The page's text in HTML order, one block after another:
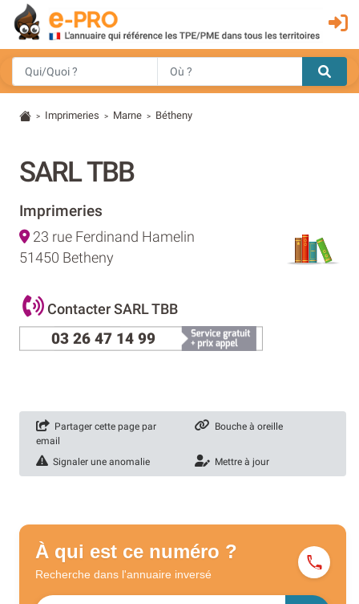
> Imprimeries > Marne > Bétheny
SARL TBB
Imprimeries
23 rue Ferdinand Hamelin
51450 Betheny
Contacter SARL TBB
03 26 47 14 99
Partager cette page par
email
Bouche à oreille
Signaler une anomalie Mettre à jour
À qui est ce numéro ?
Recherche dans l'annuaire inversé